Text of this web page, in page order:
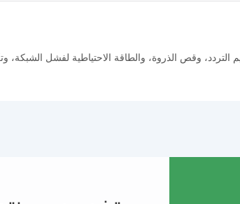
وقص الذروة، والطاقة الاحتياطية لفشل